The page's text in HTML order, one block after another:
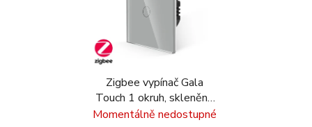
Zigbee vypínač Gala
Touch 1 okruh, skleněný
rámeček, šedá
Momentálně nedostupné